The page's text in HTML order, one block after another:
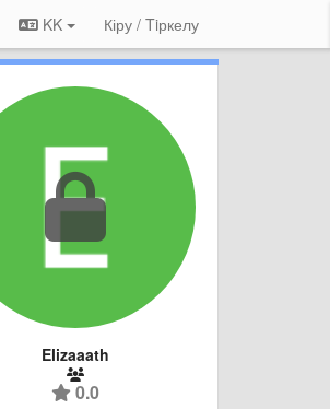
KK Кіру / Tiркелу
Elizaaath
0.0